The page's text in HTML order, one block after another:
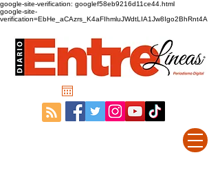
google-site-verification: googlef58eb9216d11ce44.html
google-site-
verification=EbHe_aCAzrs_K4aFIhmluJWdtLIA1Jw8Igo2BhRnt4A